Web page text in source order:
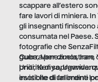
scappare all’estero
fare lavori di miniera.
gli insegnanti finiscono
consumata nel Paese.
fotografie che
guerra per dimostrare
priorità di
invisibile di un ordine
Cuba, Venezuela, Iran,
Uniti, Kenya, Uganda:
esotiche di fallimenti